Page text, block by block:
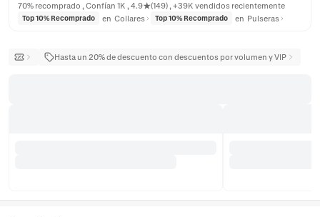
70% recomprado , Confían 1K , 4.9★(149) , +39K vendidos recientemente
Top 10% Recomprado en Collares Top 10% Recomprado en Pulseras
Hasta un 20% de descuento con descuentos por volumen y VIP